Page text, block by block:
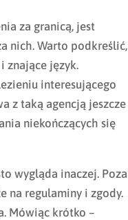
za granicą, jest
nich. Warto podkreślić,
znające język.
interesującego
z taką agencją jeszcze
niekończących się
wygląda inaczej. Poza
na regulaminy i zgody.
Mówiąc krótko –